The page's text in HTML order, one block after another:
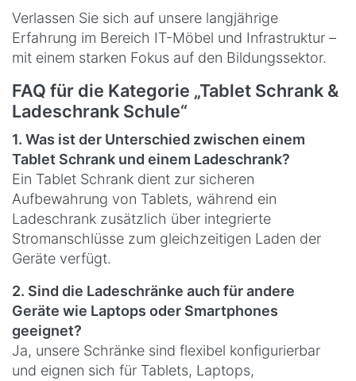
Verlassen Sie sich auf unsere langjährige
Erfahrung im Bereich IT-Möbel und Infrastruktur –
mit einem starken Fokus auf den Bildungssektor.
FAQ für die Kategorie „Tablet Schrank &
Ladeschrank Schule“
1. Was ist der Unterschied zwischen einem
Tablet Schrank und einem Ladeschrank?
Ein Tablet Schrank dient zur sicheren
Aufbewahrung von Tablets, während ein
Ladeschrank zusätzlich über integrierte
Stromanschlüsse zum gleichzeitigen Laden der
Geräte verfügt.
2. Sind die Ladeschränke auch für andere
Geräte wie Laptops oder Smartphones
geeignet?
Ja, unsere Schränke sind flexibel konfigurierbar
und eignen sich für Tablets, Laptops,